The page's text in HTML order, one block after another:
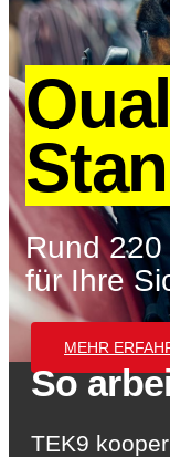
Rund
für Ihre
MEHR
So
TEK9